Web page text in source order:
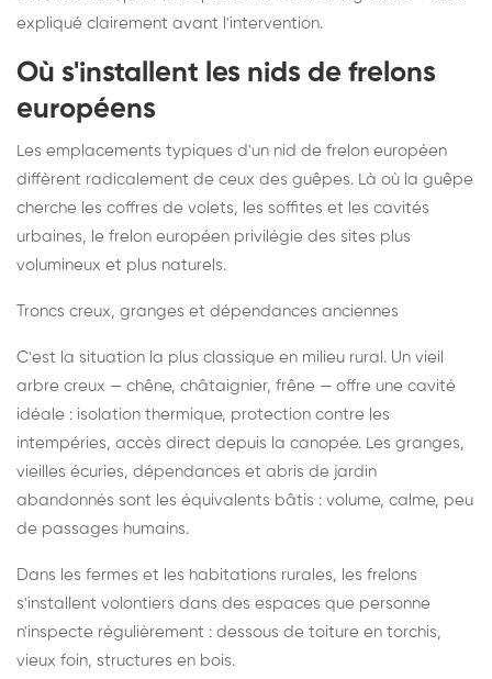
expliqué clairement avant l'intervention.
Où s'installent les nids de frelons
européens
Les emplacements typiques d'un nid de frelon européen
diffèrent radicalement de ceux des guêpes. Là où la guêpe
cherche les coffres de volets, les soffites et les cavités
urbaines, le frelon européen privilégie des sites plus
volumineux et plus naturels.
Troncs creux, granges et dépendances anciennes
C'est la situation la plus classique en milieu rural. Un vieil
arbre creux — chêne, châtaignier, frêne — offre une cavité
idéale : isolation thermique, protection contre les
intempéries, accès direct depuis la canopée. Les granges,
vieilles écuries, dépendances et abris de jardin
abandonnés sont les équivalents bâtis : volume, calme, peu
de passages humains.
Dans les fermes et les habitations rurales, les frelons
s'installent volontiers dans des espaces que personne
n'inspecte régulièrement : dessous de toiture en torchis,
vieux foin, structures en bois.